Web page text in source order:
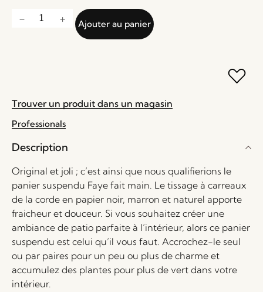
Ajouter au panier
Trouver un produit dans un magasin
Professionals
Description
Original et joli ; c’est ainsi que nous qualifierions le
panier suspendu Faye fait main. Le tissage à carreaux
de la corde en papier noir, marron et naturel apporte
fraicheur et douceur. Si vous souhaitez créer une
ambiance de patio parfaite à l’intérieur, alors ce panier
suspendu est celui qu’il vous faut. Accrochez-le seul
ou par paires pour un peu ou plus de charme et
accumulez des plantes pour plus de vert dans votre
intérieur.